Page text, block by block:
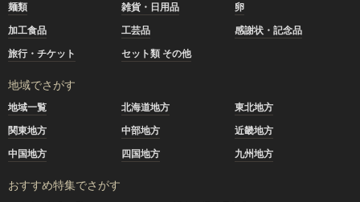
麺類
雑貨・日用品
卵
加工食品
工芸品
感謝状・記念品
旅行・チケット
セット類 その他
地域でさがす
地域一覧 北海道地方
東北地方
関東地方
中部地方
近畿地方
中国地方
四国地方 九州地方
おすすめ特集でさがす